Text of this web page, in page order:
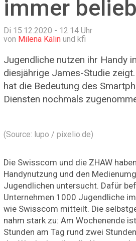
immer
Di 15.12.2020 - 12:14 Uhr
von Milena Kälin und kfi
Jugendliche nutzen ihr Handy
diesjährige James-Studie
hat die Bedeutung des
Diensten nochmals
(Source: lupo / pixelio.de)
Die Swisscom und die ZHAW
Handynutzung und den
Jugendlichen untersucht. Dafür
Unternehmen 1000 Jugendliche
wie Swisscom mitteilt. Die
nahm stark zu: Am Wochenende
Stunden am Tag rund zwei